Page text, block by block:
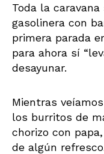
Toda la
gasolinera con
primera parada
para ahora sí
desayunar.
Mientras
los burritos de
chorizo con
de algún